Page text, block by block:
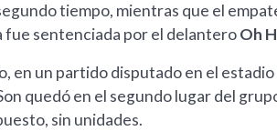
tiempo, mientras que el
fue sentenciada por el delanteroOh
en un partido disputado en el
quedó en el segundo lugar del
sin unidades.